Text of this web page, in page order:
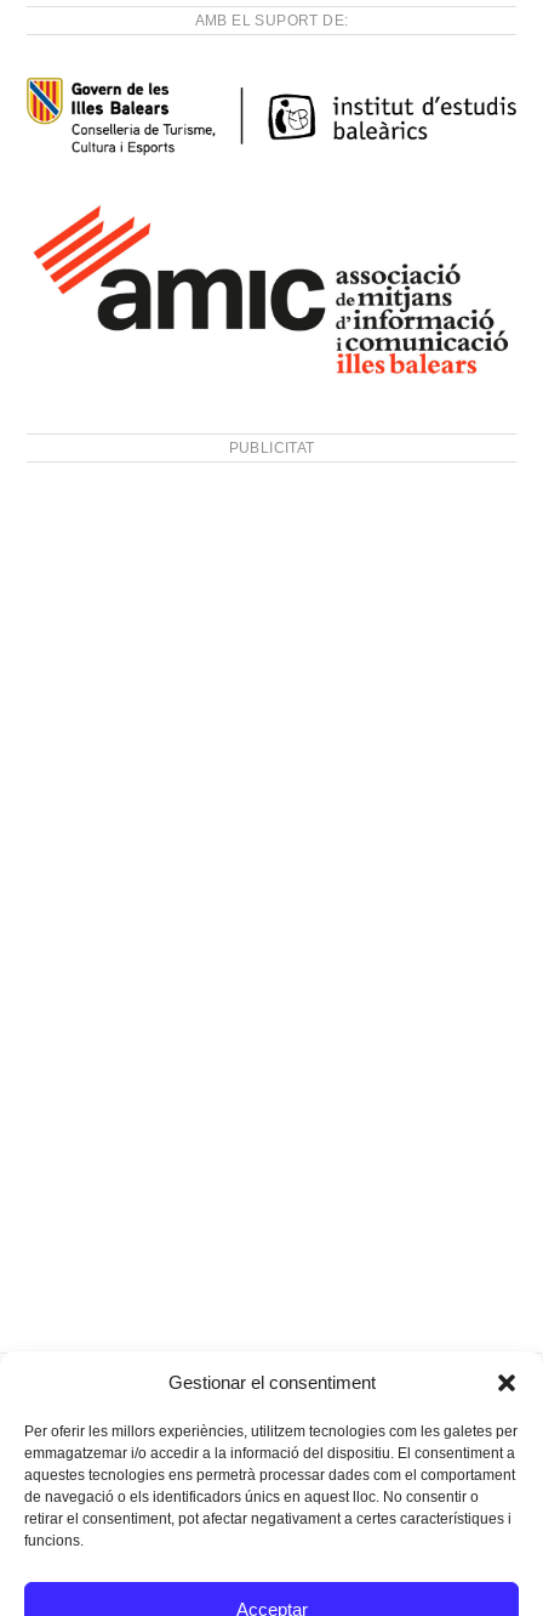
Gestionar el consentiment
Per oferir les millors experiències, utilitzem tecnologies com les galetes per
emmagatzemar i/o accedir a la informació del dispositiu. El consentiment a
aquestes tecnologies ens permetrà processar dades com el comportament
de navegació o els identificadors únics en aquest lloc. No consentir o
retirar el consentiment, pot afectar negativament a certes característiques i
funcions.
Acceptar
AMB EL SUPORT DE:
PUBLICITAT
next
seu aprenentatge”
Instagram
Facebook
Twitter
Texts Legals